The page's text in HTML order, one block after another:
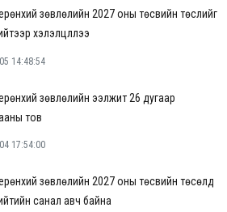
ерөнхий зөвлөлийн 2027 оны төсвийн төслийг
хэлэлцүүллээ
14:48:54
ерөнхий зөвлөлийн ээлжит 26 дугаар
тов
17:54:00
ерөнхий зөвлөлийн 2027 оны төсвийн төсөлд
санал авч байна